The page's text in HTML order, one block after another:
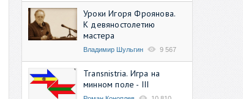
Уроки Игоря Фроянова.
К девяностолетию
мастера
Владимир Шульгин 9 567
Transnistria. Игра на
минном поле - III